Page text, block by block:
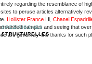
SPEZIFISCHES
STRUKTURELLES
regarding the resemblance of
to peruse articles alternatively
Hollister FranceHi, Chanel
campus and seeing that over
are genuinely fine thanks for such